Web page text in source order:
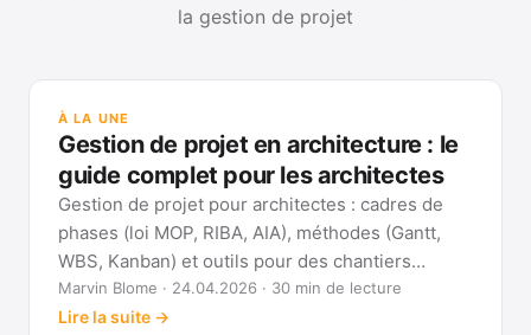
la gestion de projet
À LA UNE
Gestion de projet en architecture : le
guide complet pour les architectes
Gestion de projet pour architectes : cadres de
phases (loi MOP, RIBA, AIA), méthodes (Gantt,
WBS, Kanban) et outils pour des chantiers
réellement pilotables.
Marvin Blome · 24.04.2026 · 30 min de lecture
Lire la suite →